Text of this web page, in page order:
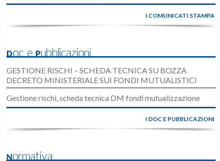
I COMUNICATI STAMPA
Doc e Pubblicazioni
GESTIONE RISCHI – SCHEDA TECNICA SU BOZZA
DECRETO MINISTERIALE SUI FONDI MUTUALISTICI
Gestione rischi, scheda tecnica DM fondi mutualizzazione
I DOC E PUBBLICAZIONI
Normativa